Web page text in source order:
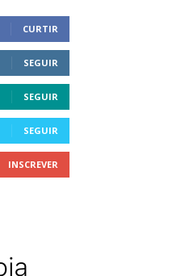
CURTIR
SEGUIR
SEGUIR
SEGUIR
INSCREVER